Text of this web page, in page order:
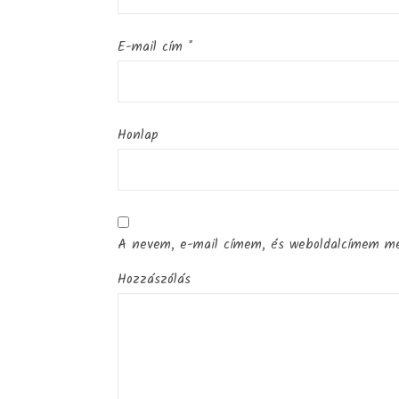
E-mail cím *
Honlap
A nevem, e-mail címem, és weboldalcímem
Hozzászólás